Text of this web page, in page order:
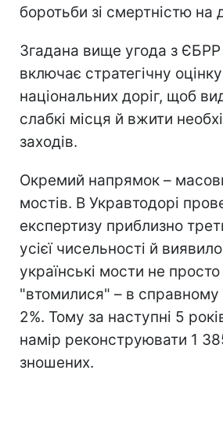
боротьби зі смертністю на
Згадана вище угода з
включає стратегічну
національних доріг, щоб
слабкі місця й вжити
заходів.
Окремий напрямок –
мостів. В Укравтодорі
експертизу приблизно
усієї чисельності й
українські мости не просто
"втомилися" – в справному
2%. Тому за наступні 5
намір реконструювати 1
зношених.